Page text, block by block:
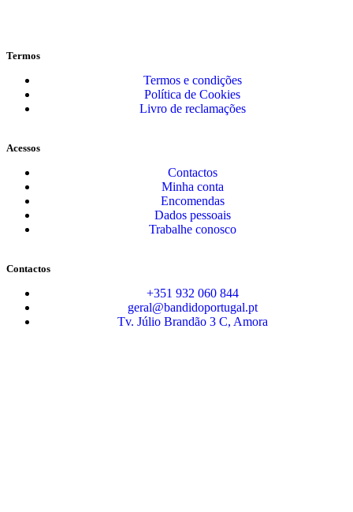
Termos
Termos e condições
Política de Cookies
Livro de reclamações
Acessos
Contactos
Minha conta
Encomendas
Dados pessoais
Trabalhe conosco
Contactos
+351 932 060 844
geral@bandidoportugal.pt
Tv. Júlio Brandão 3 C, Amora